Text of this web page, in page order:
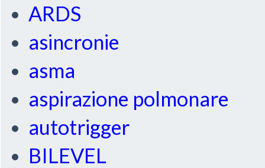
ARDS
asincronie
asma
aspirazione polmonare
autotrigger
BILEVEL